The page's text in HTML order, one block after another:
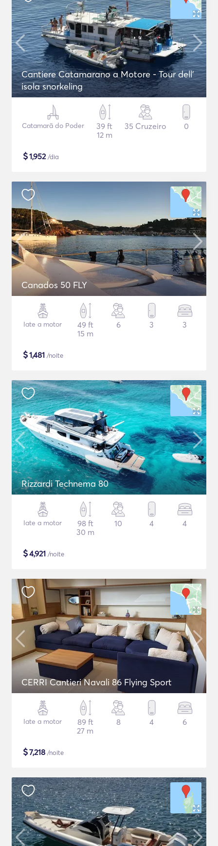
Cantiere Catamarano a Motore - Tour dell'
isola snorkeling
Catamarã do Poder
39 ft
12 m
35 Cruzeiro 0
$1,952/dia
Canados 50 FLY
Iate a motor
49 ft
15 m
6 3 3
$1,481 /noite
Rizzardi Technema 80
Iate a motor
98 ft
30 m
10 4 4
$4,921 /noite
CERRI Cantieri Navali 86 Flying Sport
Iate a motor
89 ft
27 m
8 4 6
$7,218 /noite